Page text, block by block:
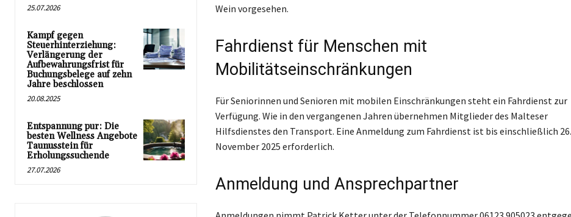
25.07.2026
Kampf gegen
Steuerhinterziehung:
Verlängerung der
Aufbewahrungsfrist für
Buchungsbelege auf zehn
Jahre beschlossen
20.08.2025
Entspannung pur: Die
besten Wellness Angebote
Taunusstein für
Erholungssuchende
27.07.2026
Wein vorgesehen.
Fahrdienst für Menschen mit
Mobilitätseinschränkungen
Für Seniorinnen und Senioren mit mobilen Einschränkungen steht ein Fahrdienst zur
Verfügung. Wie in den vergangenen Jahren übernehmen Mitglieder des Malteser
Hilfsdienstes den Transport. Eine Anmeldung zum Fahrdienst ist bis einschließlich 26.
November 2025 erforderlich.
Anmeldung und Ansprechpartner